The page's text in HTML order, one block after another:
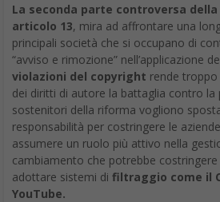
La seconda parte controversa
articolo 13, mira ad affrontare una
principali società che si occupano di
“avviso e rimozione” nell’applicazione
violazioni del copyright rende
dei diritti di autore la battaglia contro la
sostenitori della riforma vogliono
responsabilità per costringere le
assumere un ruolo più attivo nella
cambiamento che potrebbe
adottare sistemi di filtraggio come il
YouTube.